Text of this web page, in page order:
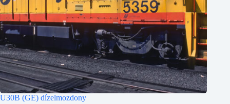
U30B (GE) dízelmozdony